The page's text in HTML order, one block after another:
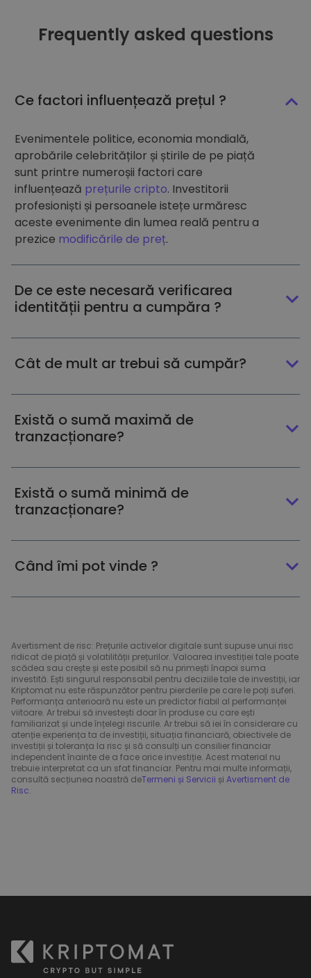
Frequently asked questions
Ce factori influențează prețul ?
Evenimentele politice, economia mondială,
aprobările celebrităților și știrile de pe piață
sunt printre numeroșii factori care
influențează prețurile cripto. Investitorii
profesioniști și persoanele istețe urmăresc
aceste evenimente din lumea reală pentru a
prezice modificările de preț.
De ce este necesară verificarea
identității pentru a cumpăra ?
Cât de mult ar trebui să cumpăr?
Există o sumă maximă de
tranzacționare?
Există o sumă minimă de
tranzacționare?
Când îmi pot vinde ?
Avertisment de risc: Prețurile activelor digitale sunt supuse unui risc
ridicat de piață și volatilității prețurilor. Valoarea investiției tale poate
scădea sau crește și este posibil să nu primești înapoi suma
investită. Ești singurul responsabil pentru deciziile tale de investiții, iar
Kriptomat nu este răspunzător pentru pierderile pe care le poți suferi.
Performanța anterioară nu este un predictor fiabil al performanței
viitoare. Ar trebui să investești doar în produse cu care ești
familiarizat și unde înțelegi riscurile. Ar trebui să iei în considerare cu
atenție experiența ta de investiții, situația financiară, obiectivele de
investiții și toleranța la risc și să consulți un consilier financiar
independent înainte de a face orice investiție. Acest material nu
trebuie interpretat ca un sfat financiar. Pentru mai multe informații,
consultă secțiunea noastră deTermeni și Servicii și Avertisment de
Risc.